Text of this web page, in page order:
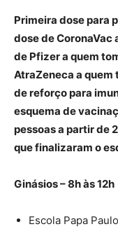
Primeira dose para
dose de CoronaVac
de Pfizer a quem
AtraZeneca a quem
de reforço para
esquema de
pessoas a partir de
que finalizaram o
Ginásios – 8h às 12h
Escola Papa